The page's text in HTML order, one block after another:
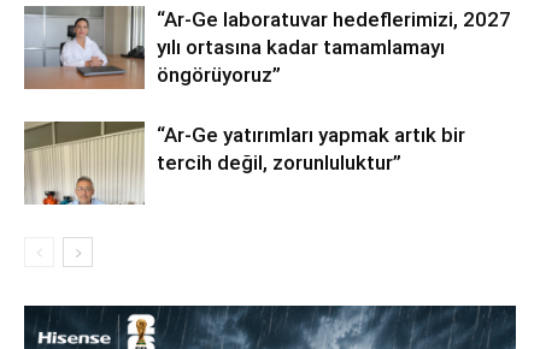
“Ar-Ge laboratuvar hedeflerimizi, 2027
yılı ortasına kadar tamamlamayı
öngörüyoruz”
“Ar-Ge yatırımları yapmak artık bir
tercih değil, zorunluluktur”